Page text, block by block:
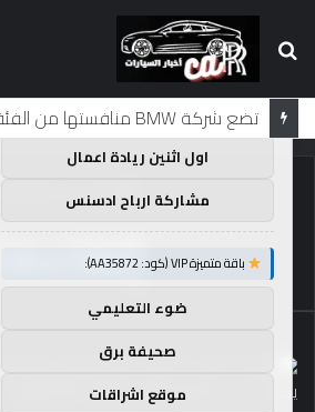
بحث
عن
الرئيسية إلغاءها
إلغاءها
توصيات :
باقة متميزة VIP (كود: AA38045):
اول اثنين ريادة اعمال
مشاركة ارباح ادسنس
باقة متميزة VIP (كود: AA35872):
ضوء التعليمي
صحيفة برق
موقع اشراقات